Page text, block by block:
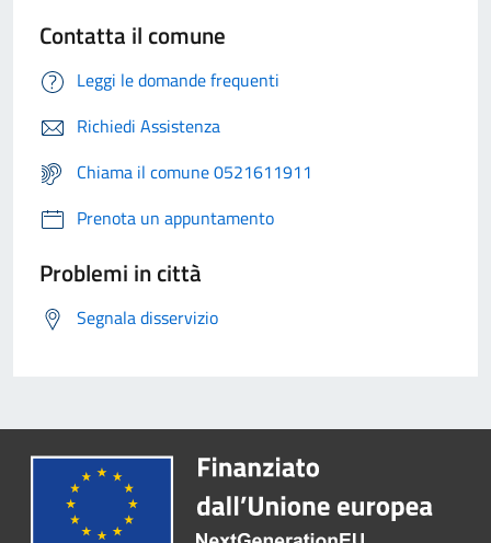
Contatta il comune
Leggi le domande frequenti
Richiedi Assistenza
Chiama il comune 0521611911
Prenota un appuntamento
Problemi in città
Segnala disservizio